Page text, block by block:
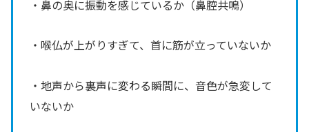
・鼻の奥に振動を感じているか（鼻腔共鳴）
・喉仏が上がりすぎて、首に筋が立っていないか
・地声から裏声に変わる瞬間に、音色が急変して
いないか